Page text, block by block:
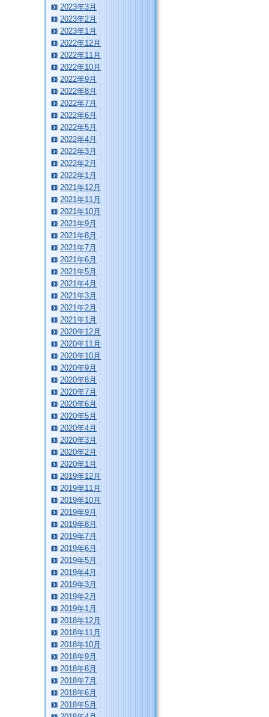
2023年3月
2023年2月
2023年1月
2022年12月
2022年11月
2022年10月
2022年9月
2022年8月
2022年7月
2022年6月
2022年5月
2022年4月
2022年3月
2022年2月
2022年1月
2021年12月
2021年11月
2021年10月
2021年9月
2021年8月
2021年7月
2021年6月
2021年5月
2021年4月
2021年3月
2021年2月
2021年1月
2020年12月
2020年11月
2020年10月
2020年9月
2020年8月
2020年7月
2020年6月
2020年5月
2020年4月
2020年3月
2020年2月
2020年1月
2019年12月
2019年11月
2019年10月
2019年9月
2019年8月
2019年7月
2019年6月
2019年5月
2019年4月
2019年3月
2019年2月
2019年1月
2018年12月
2018年11月
2018年10月
2018年9月
2018年8月
2018年7月
2018年6月
2018年5月